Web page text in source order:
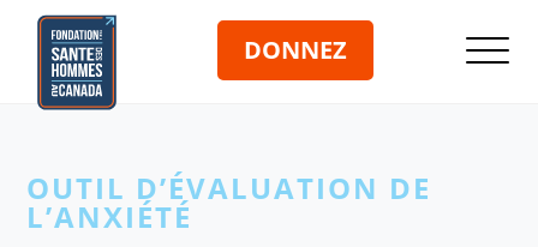
DONNEZ
OUTIL D’ÉVALUATION DE
L’ANXIÉTÉ